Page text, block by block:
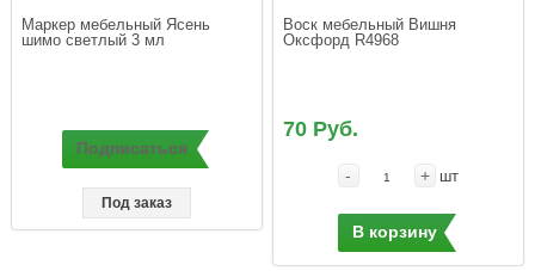
Маркер мебельный Ясень
шимо светлый 3 мл
Подписаться
Под заказ
Воск мебельный Вишня
Оксфорд R4968
70 Руб.
- + шт
В корзину